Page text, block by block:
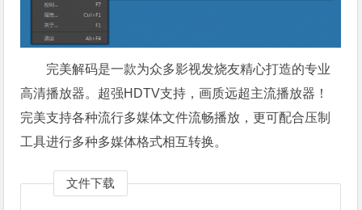
完美解码是一款为众多影视发烧友精心打造的专业
高清播放器。超强HDTV支持，画质远超主流播放器！
完美支持各种流行多媒体文件流畅播放，更可配合压制
工具进行多种多媒体格式相互转换。
文件下载